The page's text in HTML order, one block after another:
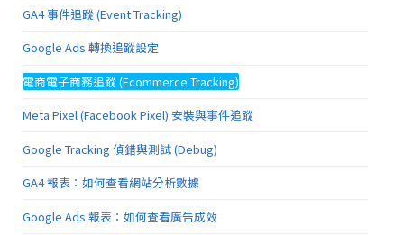
GA4 事件追蹤 (Event Tracking)
Google Ads 轉換追蹤設定
電商電子商務追蹤 (Ecommerce Tracking)
Meta Pixel (Facebook Pixel) 安裝與事件追蹤
Google Tracking 偵錯與測試 (Debug)
GA4 報表：如何查看網站分析數據
Google Ads 報表：如何查看廣告成效